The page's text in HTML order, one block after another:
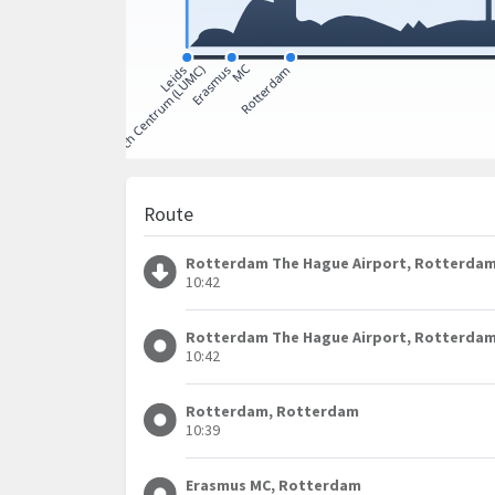
Route
Rotterdam The Hague Airport,
10:42
Rotterdam The Hague Airport,
10:42
Rotterdam, Rotterdam
10:39
Erasmus MC, Rotterdam